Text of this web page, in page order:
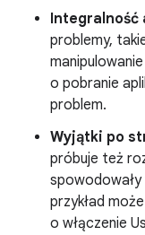
Integralność
problemy,
o pobranie
problem.
Wyjątki po
próbuje też
przykład
o włączenie